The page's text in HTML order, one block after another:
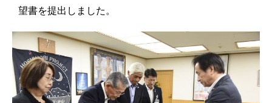
望書を提出しました。